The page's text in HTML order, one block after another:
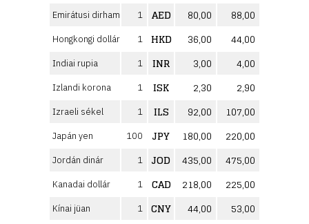
Emirátusi dirham 1 AED 80,00 88,00
Hongkongi dollár 1 HKD 36,00 44,00
Indiai rupia 1 INR 3,00 4,00
Izlandi korona 1 ISK 2,30 2,90
Izraeli sékel 1 ILS 92,00 107,00
Japán yen 100 JPY 180,00 220,00
Jordán dinár 1 JOD 435,00 475,00
Kanadai dollár 1 CAD 218,00 225,00
Kínai jüan 1 CNY 44,00 53,00